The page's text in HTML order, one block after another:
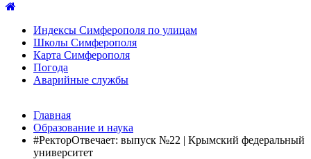
Индексы Симферополя по улицам
Школы Симферополя
Карта Симферополя
Погода
Аварийные службы
После атаки БПЛА на поезд Москва–Симферополь в
Крыму эвакуировали всех пассажиро...08.06.2026
Услуги дератизации в Симферополе и Крыму — цены,
Главная
Образование и наука
#РекторОтвечает: выпуск №22 | Крымский федеральный
университет